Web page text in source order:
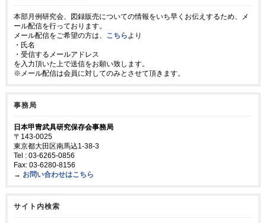
本部月例研究会、図録販売についての情報をいち早くお伝えするため、メ
ール配信を行っております。
メール配信をご希望の方は、 こちらより
・氏名
・受信するメールアドレス
を入力頂いた上で送信をお願い致します。
※メール配信は会員に対してのみとさせて頂きます。
事務局
日本甲冑武具研究保存会事務局
〒143-0025
東京都大田区南馬込1-38-3
Tel : 03-6265-0856
Fax: 03-6280-8156
→ お問い合わせはこちら
サイト内検索